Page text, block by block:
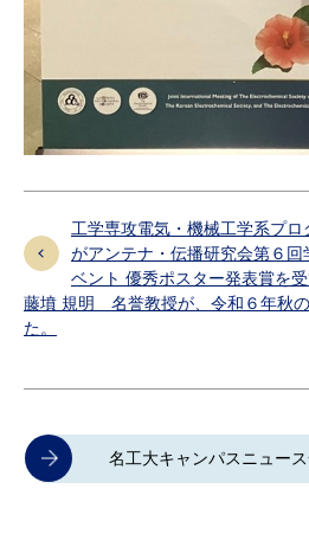
工学専攻電気・機械工学系プ
がアンテナ・伝播研究会第６回
ベント 優秀ポスター発表賞を受
藤墳 規明 名誉教授が、令和６年秋
た。
名工大キャンパスニュー